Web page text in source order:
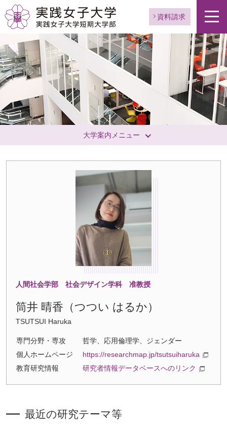
資料請求
大学案内メニュー
人間社会学部 社会デザイン学科 准教授
筒井 晴香（つつい はるか）
TSUTSUI Haruka
専門分野・専攻
哲学、応用倫理学、ジェンダー
個人ホームページ
https://researchmap.jp/tsutsuiharuka
教育研究情報
研究者情報データベースへのリンク
最近の研究テーマ等